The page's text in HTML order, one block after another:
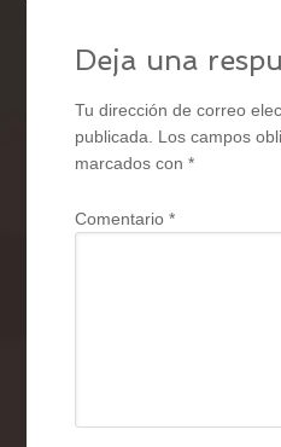
Deja una
Tu dirección de correo
publicada. Los campos
marcados con*
Comentario*